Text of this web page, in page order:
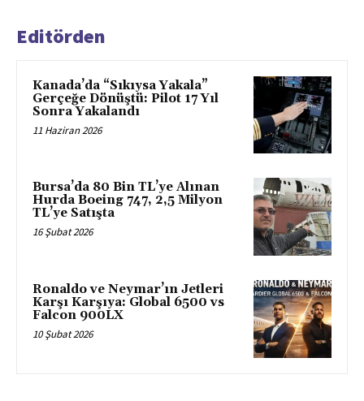
Editörden
Kanada’da “Sıkıysa Yakala”
Gerçeğe Dönüştü: Pilot 17 Yıl
Sonra Yakalandı
11 Haziran 2026
Bursa’da 80 Bin TL’ye Alınan
Hurda Boeing 747, 2,5 Milyon
TL’ye Satışta
16 Şubat 2026
Ronaldo ve Neymar’ın Jetleri
Karşı Karşıya: Global 6500 vs
Falcon 900LX
10 Şubat 2026